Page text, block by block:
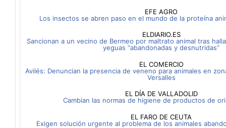
EFE AGRO
Los insectos se abren paso en el mundo de la proteína
ELDIARIO.ES
Sancionan a un vecino de Bermeo por maltrato animal tras
yeguas “abandonadas y desnutridas”
EL COMERCIO
Avilés: Denuncian la presencia de veneno para animales en
Versalles
EL DÍA DE VALLADOLID
Cambian las normas de higiene de productos de
EL FARO DE CEUTA
Exigen solución urgente al problema de los animales